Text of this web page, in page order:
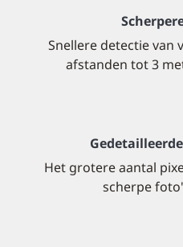
Snellere detectie van
afstanden tot 3
Het grotere aantal
scherpe